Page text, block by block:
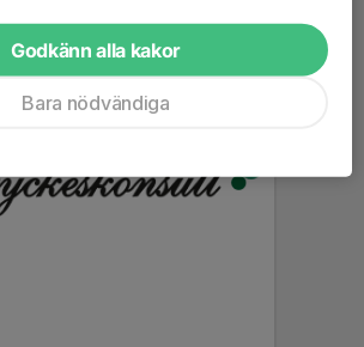
Godkänn alla kakor
Bara nödvändiga